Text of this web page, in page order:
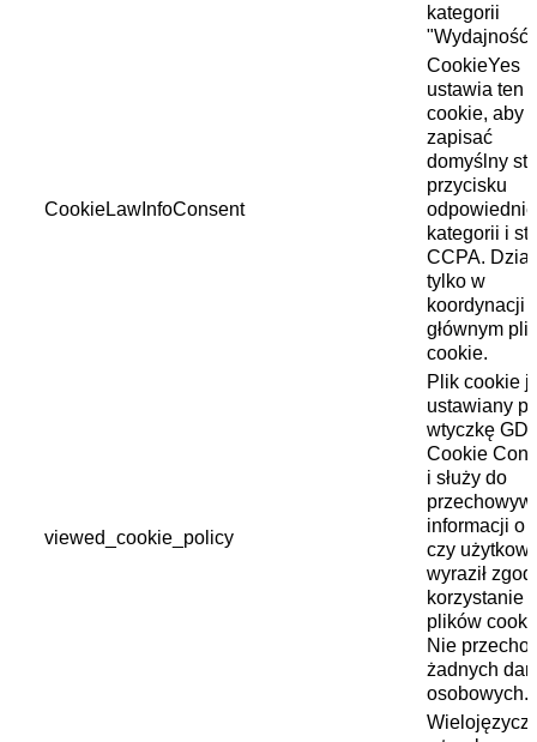
kategorii
CookieLawInfoConsent
CookieYes
ustawia ten
cookie, aby
zapisać
domyślny
przycisku
kategorii i
CCPA.
tylko w
koordynacji
głównym
cookie.
viewed_cookie_policy
Plik cookie
ustawiany
wtyczkę
Cookie
i służy do
informacji o
czy
wyraził
korzystanie z
plików
Nie
żadnych
osobowych.